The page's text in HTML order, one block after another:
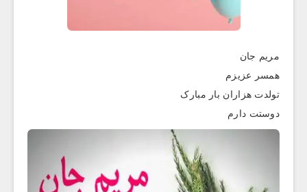
مریم جان
همسر عزیزم
تولدت هزاران بار مبارک
دوستت دارم